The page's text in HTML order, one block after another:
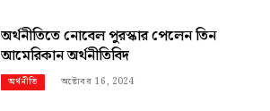
অর্থনীতিতে নোবেল পুরস্কার পেলেন তিন
আমেরিকান অর্থনীতিবিদ
অর্থনীতি অক্টোবর 16, 2024